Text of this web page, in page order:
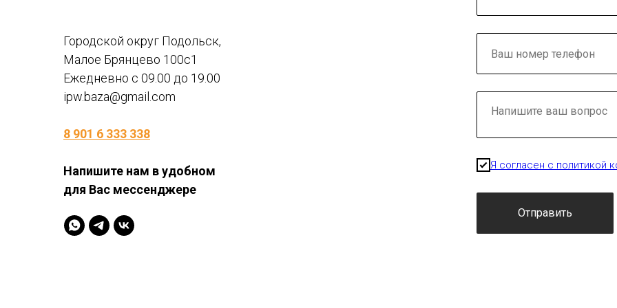
Городской округ Подольск,
Малое Брянцево 100с1
Ежедневно с 09.00 до 19.00
ipw.baza@gmail.com
8 901 6 333 338
Напишите нам в удобном
для Вас мессенджере
Я согласен с политикой
Отправить